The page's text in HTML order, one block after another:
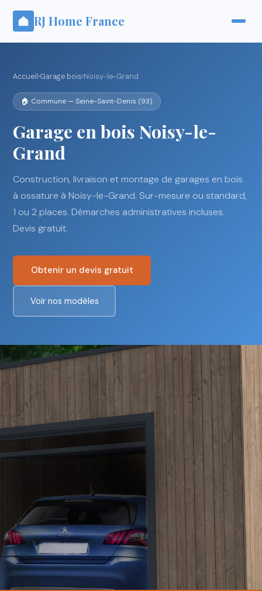
RJ Home France
Accueil ›Garage bois›Noisy-le-Grand
🏠 Commune — Seine-Saint-Denis (93)
Garage en bois Noisy-le-
Grand
Construction, livraison et montage de garages en bois
à ossature à Noisy-le-Grand. Sur-mesure ou standard,
1 ou 2 places. Démarches administratives incluses.
Devis gratuit.
Obtenir un devis gratuit
Voir nos modèles